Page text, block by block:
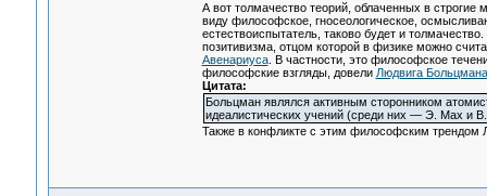
А вот толмачество теорий, облаченных в
виду философское, гносеологическое,
естествоиспытатель, таково будет и
позитивизма, отцом которой в физике можно
Авенариуса. В частности, это философское
философские взгляды, довели Людвига Больцмана
Цитата:
Больцман являлся активным сторонником
идеалистических учений (среди них — Э. Мах и
Также в конфликте с этим философским трендом